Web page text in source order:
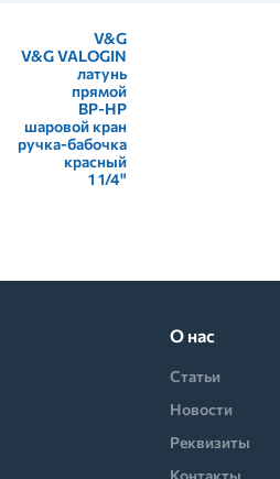
V&G
V&G VALOGIN
латунь
прямой
ВР-НР
шаровой кран
ручка-бабочка
красный
1 1/4"
О нас
Статьи
Новости
Реквизиты
Контакты